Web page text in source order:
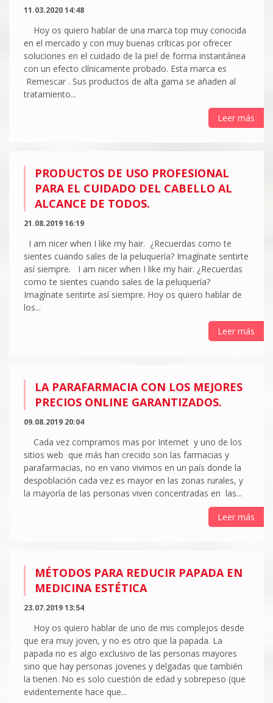
11.03.2020 14:48
Hoy os quiero hablar de una marca top muy conocida
en el mercado y con muy buenas críticas por ofrecer
soluciones en el cuidado de la piel de forma instantánea
con un efecto clínicamente probado. Esta marca es
Remescar . Sus productos de alta gama se añaden al
tratamiento...
Leer más
PRODUCTOS DE USO PROFESIONAL
PARA EL CUIDADO DEL CABELLO AL
ALCANCE DE TODOS.
21.08.2019 16:19
I am nicer when I like my hair. ¿Recuerdas como te
sientes cuando sales de la peluquería? Imagínate sentirte
así siempre. I am nicer when I like my hair. ¿Recuerdas
como te sientes cuando sales de la peluquería?
Imagínate sentirte así siempre. Hoy os quiero hablar de
los...
Leer más
LA PARAFARMACIA CON LOS MEJORES
PRECIOS ONLINE GARANTIZADOS.
09.08.2019 20:04
Cada vez compramos mas por Internet y uno de los
sitios web que más han crecido son las farmacias y
parafarmacias, no en vano vivimos en un país donde la
despoblación cada vez es mayor en las zonas rurales, y
la mayoría de las personas viven concentradas en las...
Leer más
MÉTODOS PARA REDUCIR PAPADA EN
MEDICINA ESTÉTICA
23.07.2019 13:54
Hoy os quiero hablar de uno de mis complejos desde
que era muy joven, y no es otro que la papada. La
papada no es algo exclusivo de las personas mayores
sino que hay personas jovenes y delgadas que también
la tienen. No es solo cuestión de edad y sobrepeso (que
evidentemente hace que...